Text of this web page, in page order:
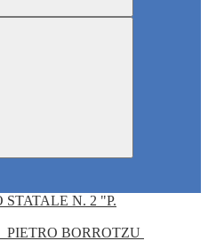
PIETRO BORROTZU